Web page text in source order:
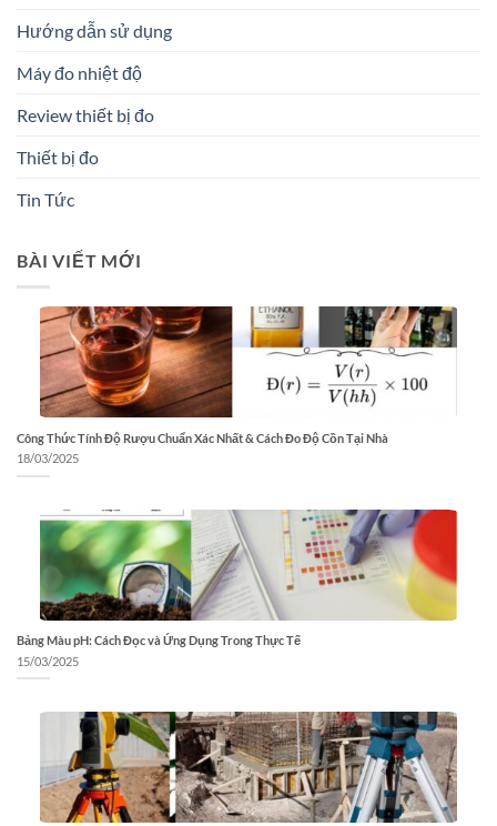
Hướng dẫn sử dụng
Máy đo nhiệt độ
Review thiết bị đo
Thiết bị đo
Tin Tức
BÀI VIẾT MỚI
Công Thức Tính Độ Rượu Chuẩn Xác Nhất & Cách Đo Độ Cồn Tại Nhà
18/03/2025
Bảng Màu pH: Cách Đọc và Ứng Dụng Trong Thực Tế
15/03/2025